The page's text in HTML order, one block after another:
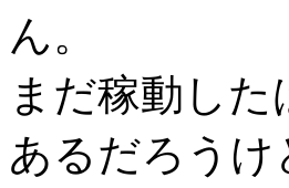
ん。
まだ稼動し
あるだろうけ